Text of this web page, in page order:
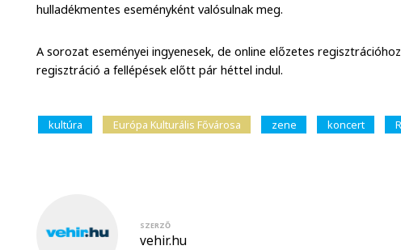
hulladékmentes eseményként valósulnak meg.
A sorozat eseményei ingyenesek, de online előzetes
regisztráció a fellépések előtt pár héttel indul.
kultúra Európa Kulturális Fővárosa zene koncert
SZERZŐ
vehir.hu